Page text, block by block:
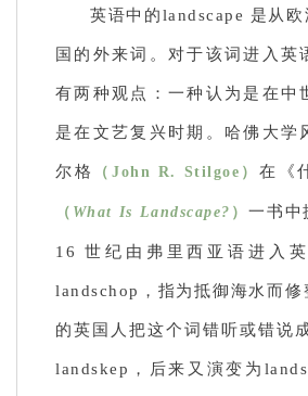
英语中的landscape 是从
国的外来词。对于该词进入英
有两种观点：一种认为是在中
是在文艺复兴时期。哈佛大学
尔格 （John R. Stilgoe） 在《
（ What Is Landscape? ） 一书中
16 世纪由弗里西亚语进入
landschop，指为抵御海水而修
的英国人把这个词错听或错说
landskep，后来又演变为